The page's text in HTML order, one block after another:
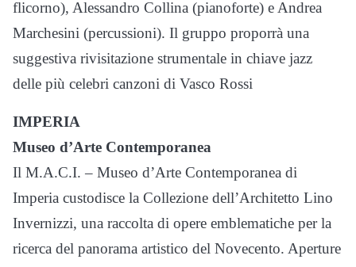
flicorno), Alessandro Collina (pianoforte) e Andrea
Marchesini (percussioni). Il gruppo proporrà una
suggestiva rivisitazione strumentale in chiave jazz
delle più celebri canzoni di Vasco Rossi
IMPERIA
Museo d’Arte Contemporanea
Il M.A.C.I. – Museo d’Arte Contemporanea di
Imperia custodisce la Collezione dell’Architetto Lino
Invernizzi, una raccolta di opere emblematiche per la
ricerca del panorama artistico del Novecento. Aperture